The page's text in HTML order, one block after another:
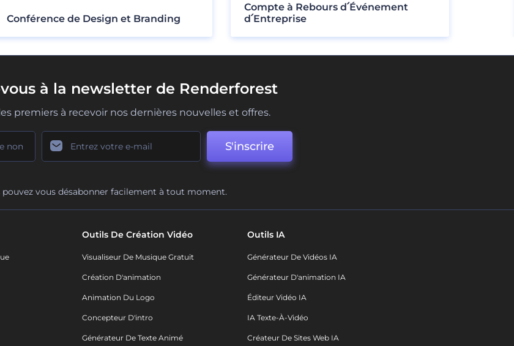
Conférence de Design et Branding
Compte à Rebours d՛Événement
d՛Entreprise
à la newsletter de Renderforest
premiers à recevoir nos dernières nouvelles et offres.
S'inscrire
pouvez vous désabonner facilement à tout moment.
Outils De Création Vidéo
Visualiseur De Musique Gratuit
Création D'animation
Animation Du Logo
Concepteur D'intro
Générateur De Texte Animé
Outils IA
Générateur De Vidéos IA
Générateur D'animation IA
Éditeur Vidéo IA
IA Texte-À-Vidéo
Créateur De Sites Web IA